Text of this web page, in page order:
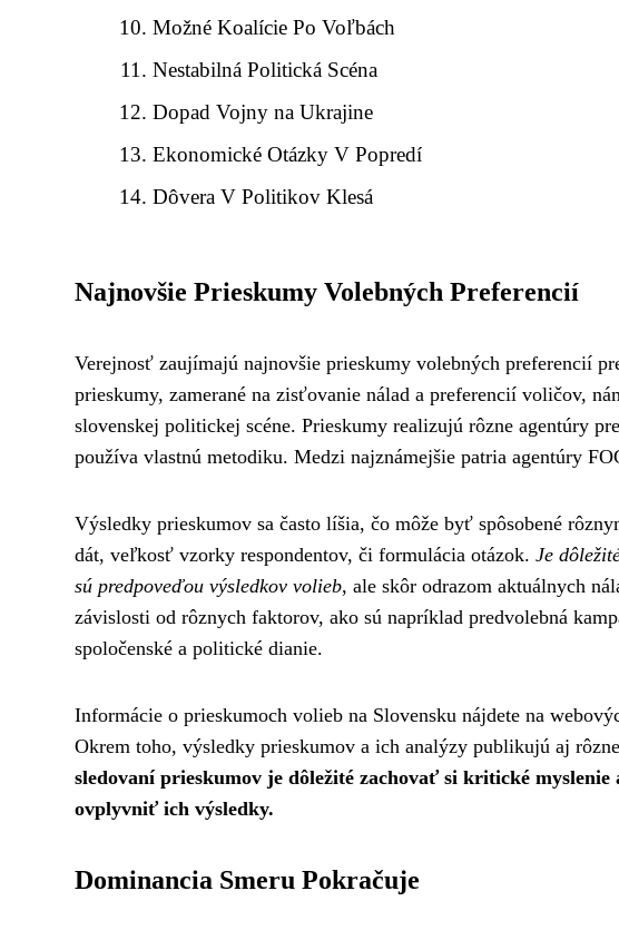
Možné Koalície Po Voľbách
Nestabilná Politická Scéna
Dopad Vojny na Ukrajine
Ekonomické Otázky V Popredí
Dôvera V Politikov Klesá
Najnovšie Prieskumy Volebných Preferencií
Verejnosť zaujímajú najnovšie prieskumy volebných preferencií
prieskumy, zamerané na zisťovanie nálad a preferencií voličov,
slovenskej politickej scéne. Prieskumy realizujú rôzne agentúry
používa vlastnú metodiku. Medzi najznámejšie patria agentúry
Výsledky prieskumov sa často líšia, čo môže byť spôsobené
dát, veľkosť vzorky respondentov, či formulácia otázok. Je
sú predpoveďou výsledkov volieb, ale skôr odrazom aktuálnych
závislosti od rôznych faktorov, ako sú napríklad predvolebná
spoločenské a politické dianie.
Informácie o prieskumoch volieb na Slovensku nájdete na
Okrem toho, výsledky prieskumov a ich analýzy publikujú aj
sledovaní prieskumov je dôležité zachovať si kritické
ovplyvniť ich výsledky.
Dominancia Smeru Pokračuje